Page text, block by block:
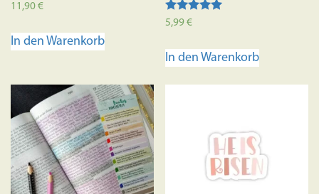
11,90€
In den Warenkorb
Bewertet mit
5,99€
In den Warenkorb